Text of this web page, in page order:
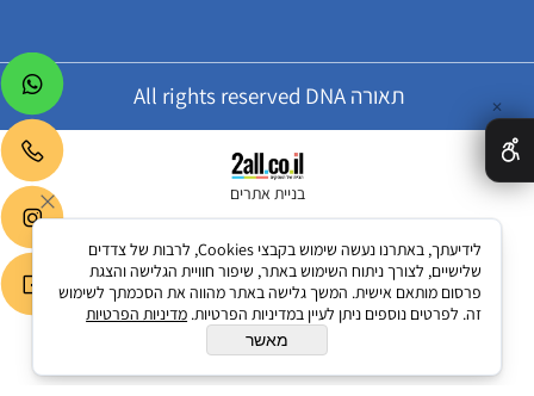
תאורה All rights reserved DNA
בניית אתרים
✕
לידיעתך, באתרנו נעשה שימוש בקבצי Cookies, לרבות של צדדים
שלישיים, לצורך ניתוח השימוש באתר, שיפור חוויית הגלישה והצגת
פרסום מותאם אישית. המשך גלישה באתר מהווה את הסכמתך לשימוש
זה. לפרטים נוספים ניתן לעיין במדיניות הפרטיות. מדיניות הפרטיות
מאשר